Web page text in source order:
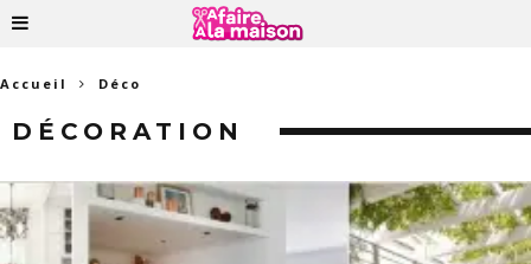
Accueil Déco
DÉCORATION